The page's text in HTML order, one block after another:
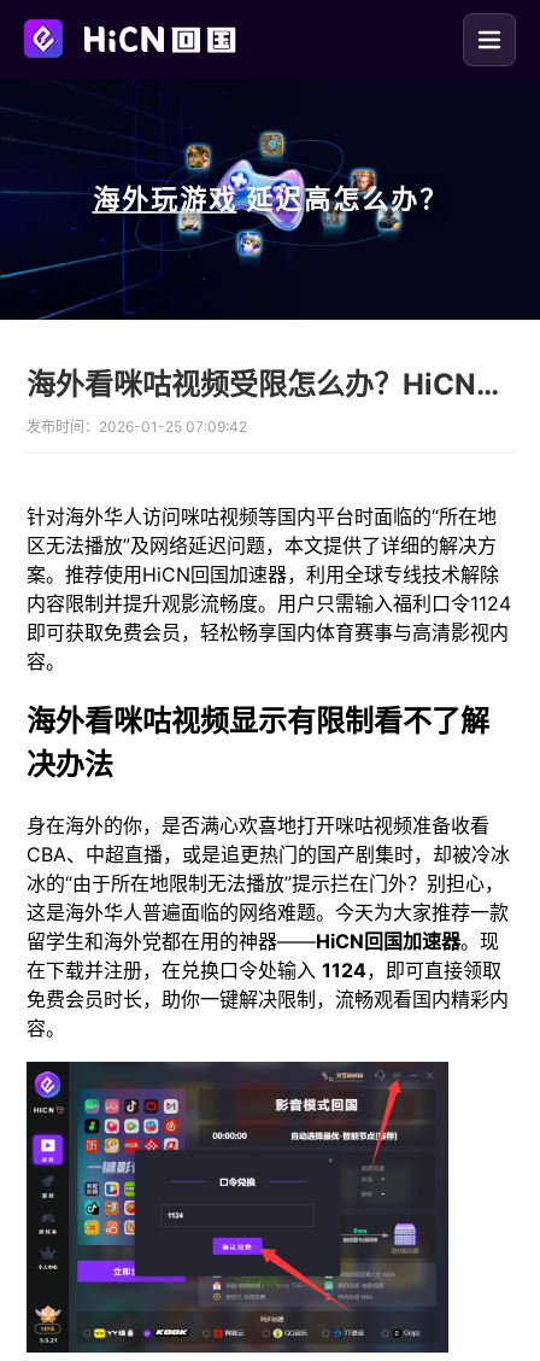
海外玩游戏 延迟高怎么办？
海外看咪咕视频受限怎么办？HiCN回国加速器一键解锁
发布时间： 2026-01-25 07:09:42
针对海外华人访问咪咕视频等国内平台时面临的“所在地
区无法播放”及网络延迟问题，本文提供了详细的解决方
案。推荐使用HiCN回国加速器，利用全球专线技术解除
内容限制并提升观影流畅度。用户只需输入福利口令1124
即可获取免费会员，轻松畅享国内体育赛事与高清影视内
容。
海外看咪咕视频显示有限制看不了解
决办法
身在海外的你，是否满心欢喜地打开咪咕视频准备收看
CBA、中超直播，或是追更热门的国产剧集时，却被冷冰
冰的“由于所在地限制无法播放”提示拦在门外？别担心，
这是海外华人普遍面临的网络难题。今天为大家推荐一款
留学生和海外党都在用的神器——HiCN回国加速器。现
在下载并注册，在兑换口令处输入1124，即可直接领取
免费会员时长，助你一键解决限制，流畅观看国内精彩内
容。